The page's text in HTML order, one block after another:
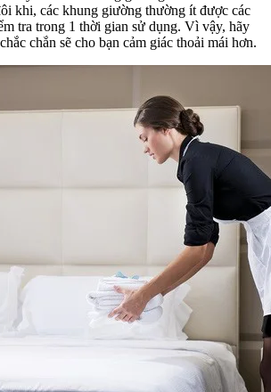
khi, các khung giường thường ít được các
tra trong 1 thời gian sử dụng. Vì vậy, hãy
chắn sẽ cho bạn cảm giác thoải mái hơn.